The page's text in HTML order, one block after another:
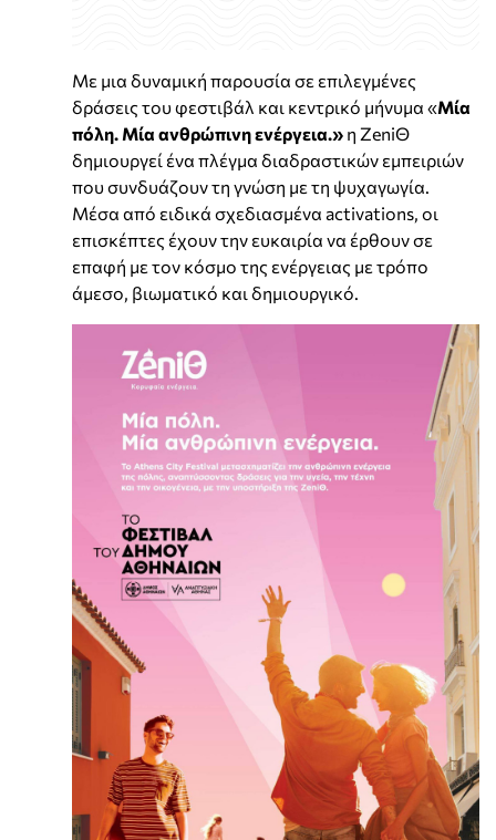
Με μια δυναμική παρουσία σε επιλεγμένες
δράσεις του φεστιβάλ και κεντρικό μήνυμα «Μία
πόλη. Μία ανθρώπινη ενέργεια.» η ZeniΘ
δημιουργεί ένα πλέγμα διαδραστικών εμπειριών
που συνδυάζουν τη γνώση με τη ψυχαγωγία.
Μέσα από ειδικά σχεδιασμένα activations, οι
επισκέπτες έχουν την ευκαιρία να έρθουν σε
επαφή με τον κόσμο της ενέργειας με τρόπο
άμεσο, βιωματικό και δημιουργικό.